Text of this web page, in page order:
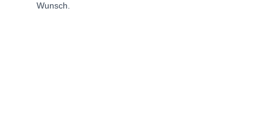
Wunsch.